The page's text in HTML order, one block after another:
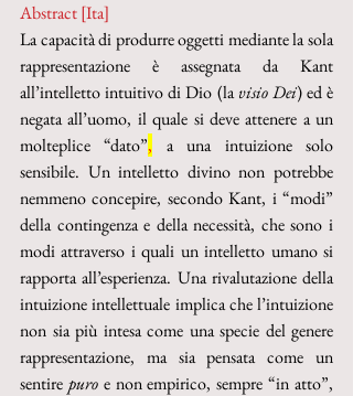
Abstract [Ita]
La capacità di produrre oggetti mediante la sola
rappresentazione è assegnata da Kant
all’intelletto intuitivo di Dio (la visio Dei) ed è
negata all’uomo, il quale si deve attenere a un
molteplice “dato”,
a una intuizione solo
sensibile. Un intelletto divino non potrebbe
nemmeno concepire, secondo Kant, i “modi”
della contingenza e della necessità, che sono i
modi attraverso i quali un intelletto umano si
rapporta all’esperienza. Una rivalutazione della
intuizione intellettuale implica che l’intuizione
non sia più intesa come una specie del genere
rappresentazione, ma sia pensata come un
sentire puro e non empirico, sempre “in atto”,